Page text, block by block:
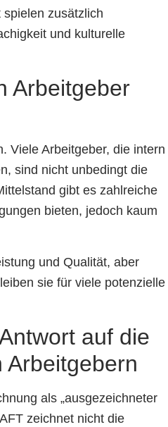
zusätzlich
und kulturelle
Arbeitgeber
Viele Arbeitgeber, die intern
sind nicht unbedingt die
gibt es zahlreiche
bieten, jedoch kaum
und Qualität, aber
sie für viele potenzielle
auf die
Arbeitgebern
als „ausgezeichneter
zeichnet nicht die